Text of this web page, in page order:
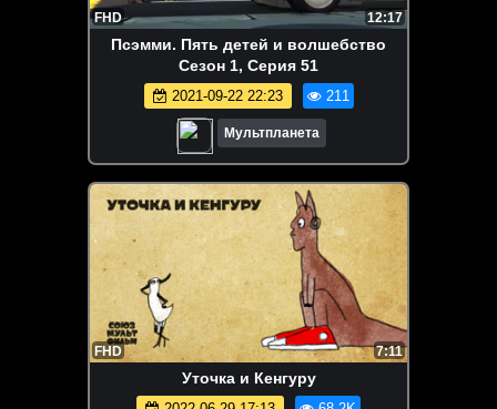
FHD 12:17
Псэмми. Пять детей и волшебство
Сезон 1, Серия 51
2021-09-22 22:23 211
Мультпланета
FHD 7:11
Уточка и Кенгуру